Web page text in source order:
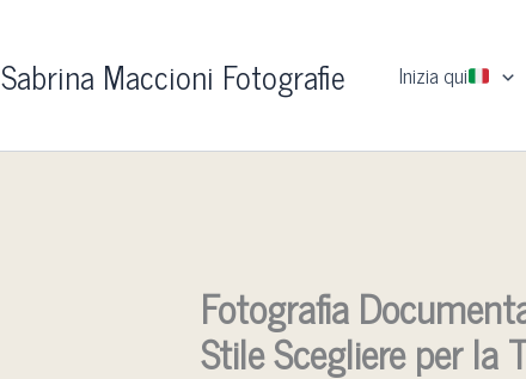
Sabrina Maccioni Fotografie Inizia qui
Fotografia
Stile Scegliere per la